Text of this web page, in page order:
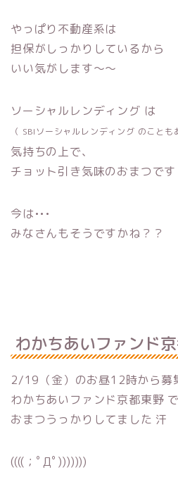
やっぱり不動産系は
担保がしっかりしているから
いい気がします〜〜
ソーシャルレンディング は
（ SBIソーシャルレンディング のことも
気持ちの上で、
チョット引き気味のおまつで
今は•••
みなさんもそうですかね？？
わかちあいファンド
2/19（金）のお昼12時から募
わかちあいファンド京都東野 で
おまつうっかりしてました 汗
((((；ﾟДﾟ)))))))